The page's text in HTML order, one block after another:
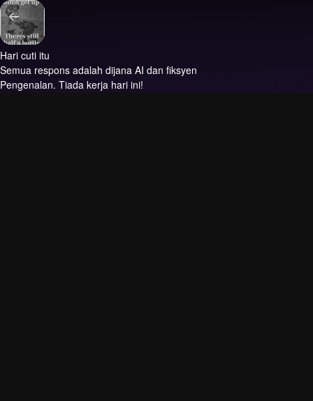
Hari cuti itu
Semua respons adalah dijana AI dan fiksyen
Pengenalan. Tiada kerja hari ini!